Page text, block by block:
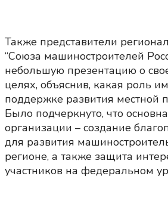
Также представители
“Союза машиностроителей
небольшую презентацию о
целях, объяснив, какая роль
поддержке развития местной
Было подчеркнуто, что
организации – создание
для развития
регионе, а также защита
участников на федеральном